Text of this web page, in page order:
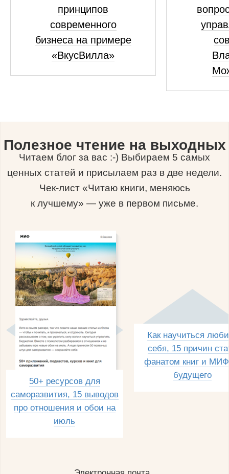
принципов
современного
бизнеса на примере
«ВкусВилла»
Полезное чтение на выходных
Читаем блог за вас :-) Выбираем 5 самых
ценных статей и присылаем раз в две недели.
Чек-лист «Читаю книги, меняюсь
к лучшему» — уже в первом письме.
50+ ресурсов для
саморазвития, 15 выводов
про отношения и обои на
июль
Как научиться
себя, 15 причин
фанатом книг и
будущего